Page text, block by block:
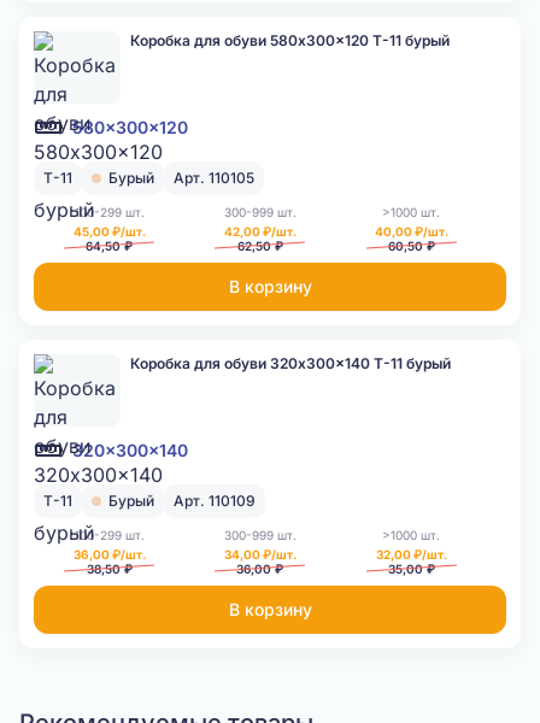
580x300x120
Коробка для обуви 580x300x120 Т-11 бурый
Т-11 Бурый Арт. 110105
100-299 шт.
45,00 ₽/шт.
64,50 ₽
300-999 шт.
42,00 ₽/шт.
62,50 ₽
>1000 шт.
40,00 ₽/шт.
60,50 ₽
В корзину
320x300x140
Коробка для обуви 320x300x140 Т-11 бурый
Т-11 Бурый Арт. 110109
100-299 шт.
36,00 ₽/шт.
38,50 ₽
300-999 шт.
34,00 ₽/шт.
36,00 ₽
>1000 шт.
32,00 ₽/шт.
35,00 ₽
В корзину